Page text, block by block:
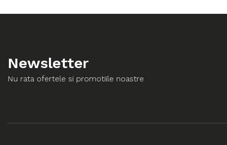
Newsletter
Nu rata ofertele si promotiile noastre